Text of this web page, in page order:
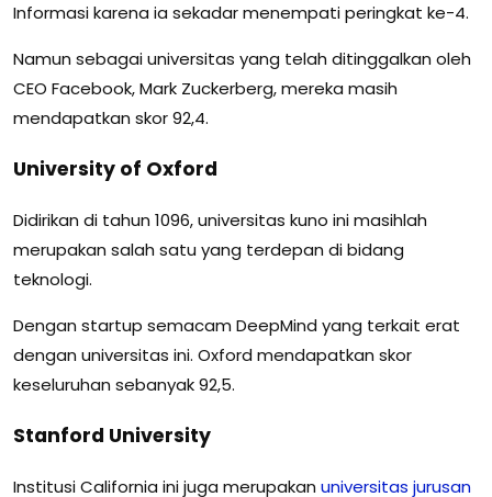
Informasi karena ia sekadar menempati peringkat ke-4.
Namun sebagai universitas yang telah ditinggalkan oleh
CEO Facebook, Mark Zuckerberg, mereka masih
mendapatkan skor 92,4.
University of Oxford
Didirikan di tahun 1096, universitas kuno ini masihlah
merupakan salah satu yang terdepan di bidang
teknologi.
Dengan startup semacam DeepMind yang terkait erat
dengan universitas ini. Oxford mendapatkan skor
keseluruhan sebanyak 92,5.
Stanford University
Institusi California ini juga merupakan universitas jurusan